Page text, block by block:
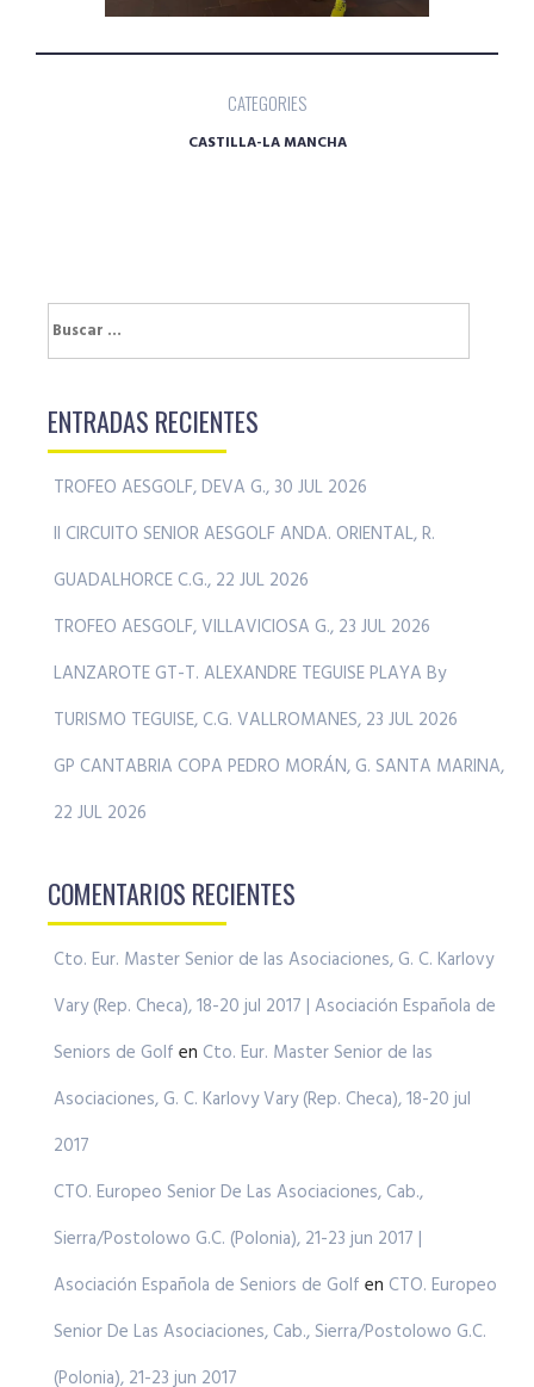
CATEGORIES
CASTILLA-LA MANCHA
Buscar:
ENTRADAS RECIENTES
TROFEO AESGOLF, DEVA G., 30 JUL 2026
II CIRCUITO SENIOR AESGOLF ANDA. ORIENTAL, R.
GUADALHORCE C.G., 22 JUL 2026
TROFEO AESGOLF, VILLAVICIOSA G., 23 JUL 2026
LANZAROTE GT-T. ALEXANDRE TEGUISE PLAYA By
TURISMO TEGUISE, C.G. VALLROMANES, 23 JUL 2026
GP CANTABRIA COPA PEDRO MORÁN, G. SANTA MARINA,
22 JUL 2026
COMENTARIOS RECIENTES
Cto. Eur. Master Senior de las Asociaciones, G. C. Karlovy
Vary (Rep. Checa), 18-20 jul 2017 | Asociación Española de
Seniors de Golf en Cto. Eur. Master Senior de las
Asociaciones, G. C. Karlovy Vary (Rep. Checa), 18-20 jul
2017
CTO. Europeo Senior De Las Asociaciones, Cab.,
Sierra/Postolowo G.C. (Polonia), 21-23 jun 2017 |
Asociación Española de Seniors de Golf en CTO. Europeo
Senior De Las Asociaciones, Cab., Sierra/Postolowo G.C.
(Polonia), 21-23 jun 2017